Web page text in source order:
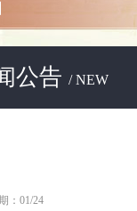
公告 / NEW
：01/24